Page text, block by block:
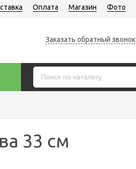
Оплата Магазин Фото
Заказать обратный звонок
33 см